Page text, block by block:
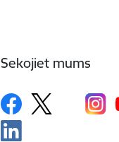
Sekojiet mums